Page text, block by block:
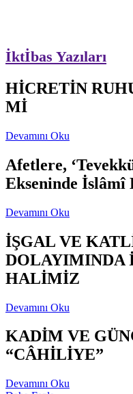
İktİbas Yazıları
HİCRETİN
Mİ
Devamını Oku
Afetlere,
Ekseninde İslâmî
Devamını Oku
İŞGAL VE
DOLAYIMINDA
HALİMİZ
Devamını Oku
KADİM VE
“CÂHİLİYE”
Devamını Oku